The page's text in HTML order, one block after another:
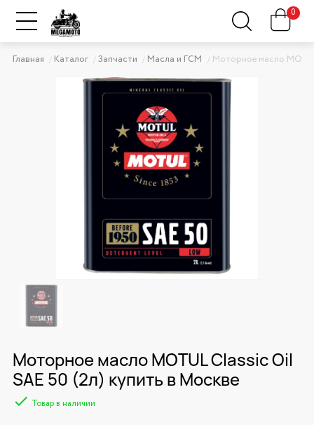
0
Главная Каталог Запчасти Масла и ГСМ Моторное масло
Моторное масло MOTUL Classic Oil
SAE 50 (2л) купить в Москве
Товар в наличии